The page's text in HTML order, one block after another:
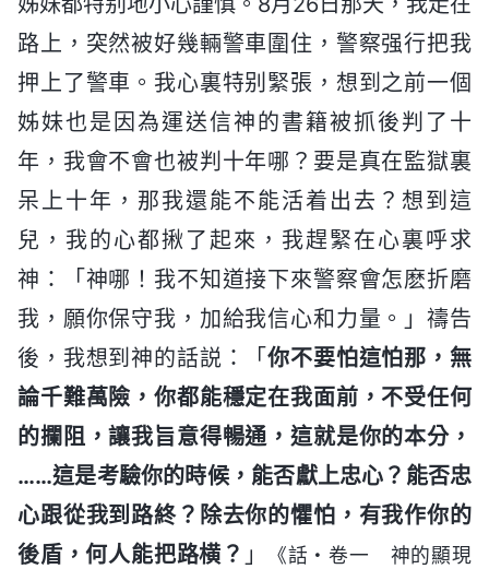
路上，突然被好幾輛警車圍住，警察强行把我
押上了警車。我心裏特别緊張，想到之前一個
姊妹也是因為運送信神的書籍被抓後判了十
年，我會不會也被判十年哪？要是真在監獄裏
呆上十年，那我還能不能活着出去？想到這
兒，我的心都揪了起來，我趕緊在心裏呼求
神：「神哪！我不知道接下來警察會怎麽折磨
我，願你保守我，加給我信心和力量。」禱告
後，我想到神的話説：「你不要怕這怕那，無
論千難萬險，你都能穩定在我面前，不受任何
的攔阻，讓我旨意得暢通，這就是你的本分，
……這是考驗你的時候，能否獻上忠心？能否忠
心跟從我到路終？除去你的懼怕，有我作你的
後盾，何人能把路横？ 」
《話・卷一 神的顯現